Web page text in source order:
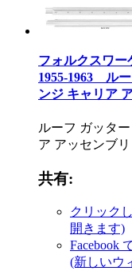
フォルクスワ
1955-1963 ル
ンジ キャリア
ルーフ ガッタ
ア アッセンブ
共有:
クリック
開きます)
Facebook
(新しいウ